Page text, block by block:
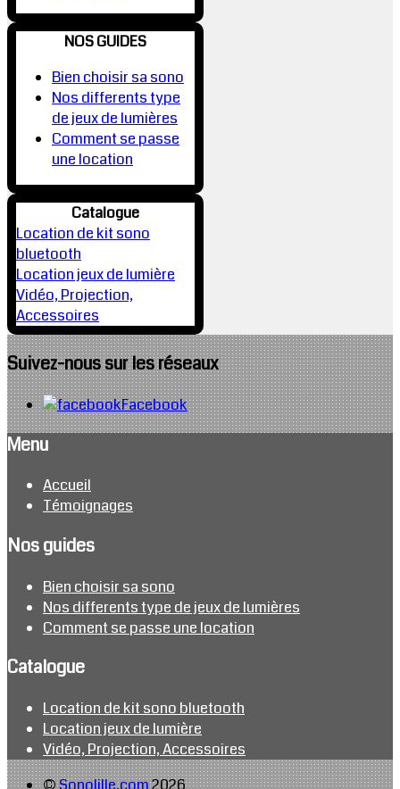
NOS GUIDES
Bien choisir sa sono
Nos differents type
de jeux de lumières
Comment se passe
une location
Catalogue
Location de kit sono
bluetooth
Location jeux de lumière
Vidéo, Projection,
Accessoires
Suivez-nous sur les réseaux
Facebook
Menu
Accueil
Témoignages
Nos guides
Bien choisir sa sono
Nos differents type de jeux de lumières
Comment se passe une location
Catalogue
Location de kit sono bluetooth
Location jeux de lumière
Vidéo, Projection, Accessoires
©Sonolille.com2026